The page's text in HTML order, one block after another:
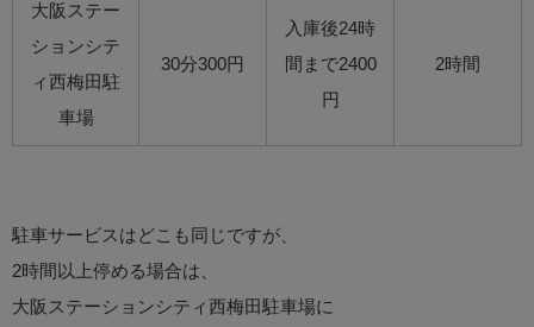
大阪ステー
ションシテ
ィ西梅田駐
車場
30分300円
入庫後24時
間まで2400
円
2時間
駐車サービスはどこも同じですが、
2時間以上停める場合は、
大阪ステーションシティ西梅田駐車場に